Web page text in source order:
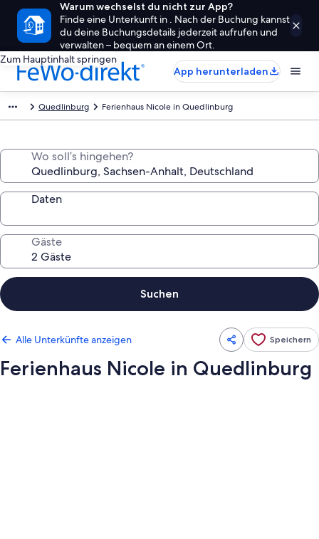
Warum wechselst du nicht zur App?
Finde eine Unterkunft in . Nach der Buchung kannst
du deine Buchungsdetails jederzeit aufrufen und
verwalten – bequem an einem Ort.
Zum Hauptinhalt springen
App herunterladen
Quedlinburg Ferienhaus Nicole in Quedlinburg
Wo soll’s hingehen?
Daten
Gäste
Suchen
Alle Unterkünfte anzeigen Speichern
Ferienhaus Nicole in Quedlinburg